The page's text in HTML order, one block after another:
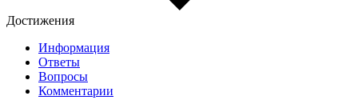
Достижения
Информация
Ответы
Вопросы
Комментарии